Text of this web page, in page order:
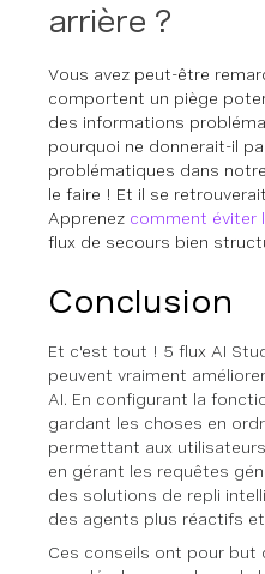
arrière ?
Vous avez peut-être
comportent un piège
des informations
pourquoi ne donnerait-il
problématiques dans
le faire ! Et il se
Apprenez comment éviter
flux de secours bien
Conclusion
Et c'est tout ! 5 flux AI
peuvent vraiment
AI. En configurant la
gardant les choses en
permettant aux
en gérant les requêtes
des solutions de repli
des agents plus réactifs
Ces conseils ont pour but